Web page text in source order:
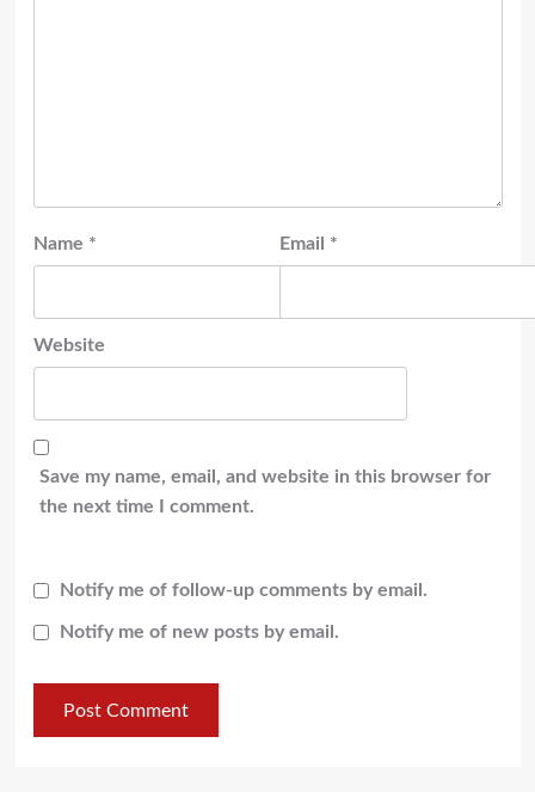
Name * Email *
Website
Save my name, email, and website in this browser for
the next time I comment.
Notify me of follow-up comments by email.
Notify me of new posts by email.